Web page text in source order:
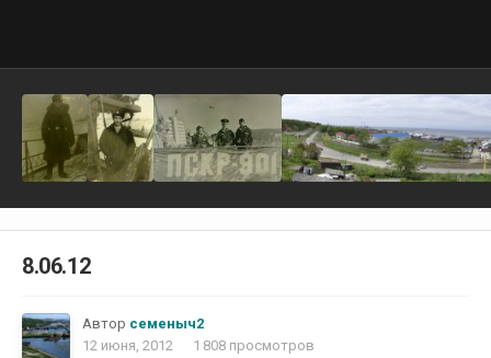
8.06.12
Автор семеныч2
12 июня, 2012
1 808 просмотров